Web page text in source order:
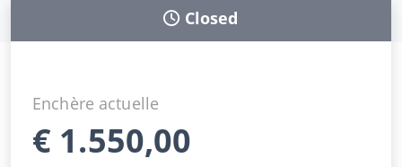
Closed
Enchère actuelle
€ 1.550,00